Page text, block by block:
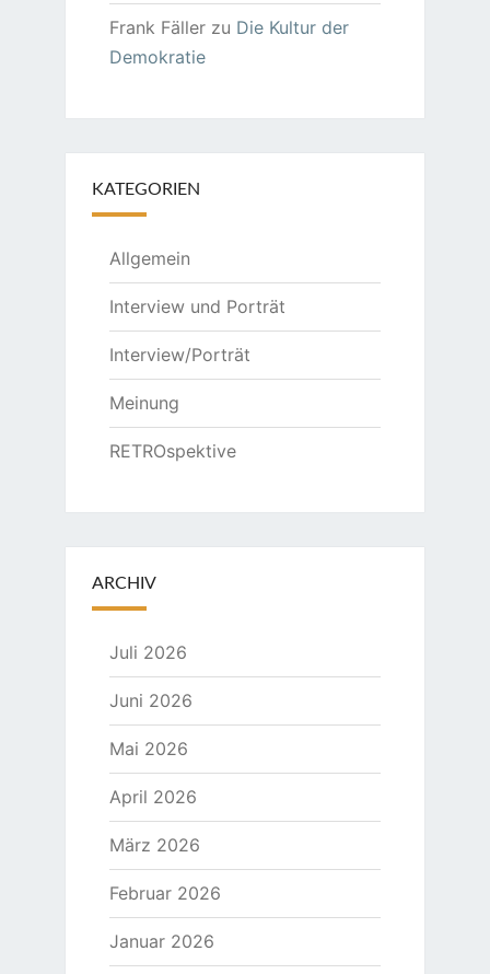
Frank Fällerzu Die Kultur der
Demokratie
KATEGORIEN
Allgemein
Interview und Porträt
Interview/Porträt
Meinung
RETROspektive
ARCHIV
Juli 2026
Juni 2026
Mai 2026
April 2026
März 2026
Februar 2026
Januar 2026